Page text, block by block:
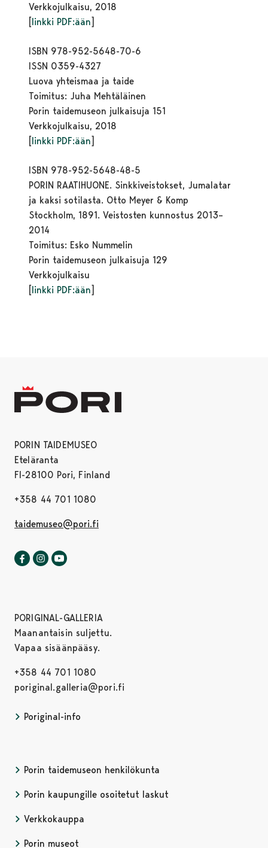
Verkkojulkaisu, 2018
[linkki PDF:ään]
ISBN 978-952-5648-70-6
ISSN 0359-4327
Luova yhteismaa ja taide
Toimitus: Juha Mehtäläinen
Porin taidemuseon julkaisuja 151
Verkkojulkaisu, 2018
[linkki PDF:ään]
ISBN 978-952-5648-48-5
PORIN RAATIHUONE. Sinkkiveistokset, Jumalatar
ja kaksi sotilasta. Otto Meyer & Komp
Stockholm, 1891. Veistosten kunnostus 2013–
2014
Toimitus: Esko Nummelin
Porin taidemuseon julkaisuja 129
Verkkojulkaisu
[linkki PDF:ään]
PORIN TAIDEMUSEO
Eteläranta
FI-28100 Pori, Finland
+358 44 701 1080
taidemuseo@pori.fi
Porin taidemuseo Facebookissa
Avautuu uudessa välilehdessä
Porin taidemuseo Instagrammissa
Avautuu uudessa välilehdessä
PORIGINAL-GALLERIA
Maanantaisin suljettu.
Vapaa sisäänpääsy.
+358 44 701 1080
poriginal.galleria@pori.fi
Poriginal-info
Porin taidemuseon henkilökunta
Porin kaupungille osoitetut laskut
Verkkokauppa
Porin museot